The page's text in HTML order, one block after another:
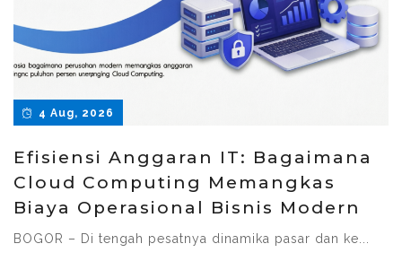
4 Aug, 2026
Efisiensi Anggaran IT: Bagaimana
Cloud Computing Memangkas
Biaya Operasional Bisnis Modern
BOGOR – Di tengah pesatnya dinamika pasar dan ke...